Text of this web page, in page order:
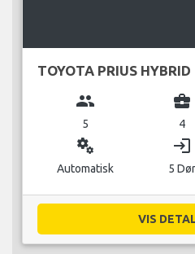
TOYOTA PRIUS HYBRID
group
5
business_center
4
miscellaneous_services
Automatisk
login
5 Dør
VIS